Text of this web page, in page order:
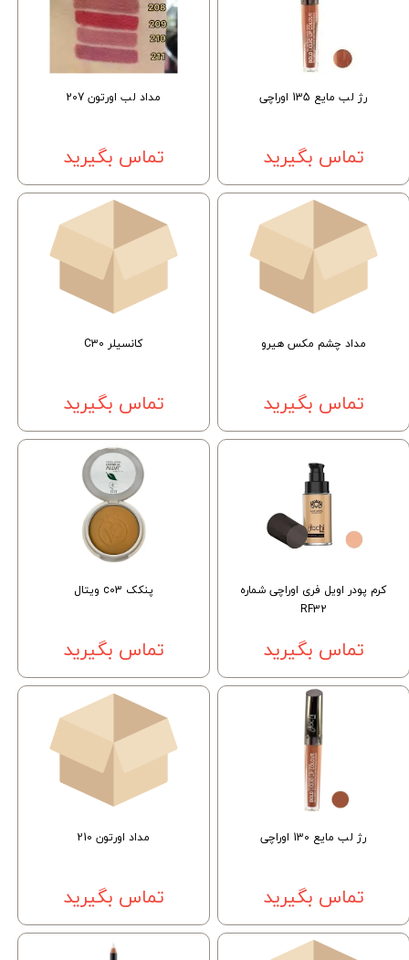
رژ لب مایع 135 اوراچی
تماس بگیرید
مداد لب اورتون 207
تماس بگیرید
مداد چشم مکس هیرو
تماس بگیرید
کانسیلر C30
تماس بگیرید
کرم پودر اویل فری اوراچی شماره
RF32
تماس بگیرید
پنکک c03 ویتال
تماس بگیرید
رژ لب مایع 130 اوراچی
تماس بگیرید
مداد اورتون 210
تماس بگیرید